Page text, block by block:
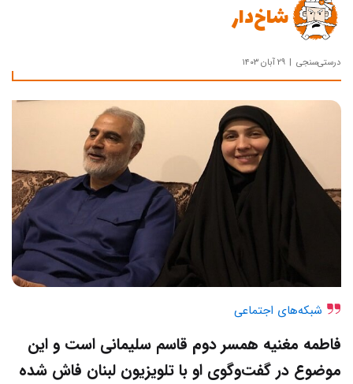
شاخ‌دار
درستی‌سنجی ۲۹ آبان ۱۴۰۳
شبکه‌های اجتماعی
فاطمه مغنیه همسر دوم قاسم سلیمانی است و این
موضوع در گفت‌وگوی او با تلویزیون لبنان فاش شده